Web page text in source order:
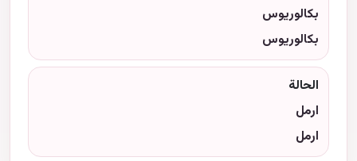
بكالوريوس
بكالوريوس
الحالة
ارمل
ارمل